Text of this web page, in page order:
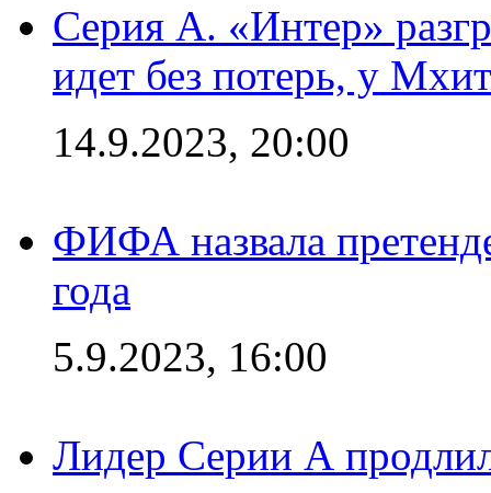
Серия А. «Интер»
идет без потерь, у
14.9.2023, 20:00
ФИФА назвала
года
5.9.2023, 16:00
Лидер Серии А